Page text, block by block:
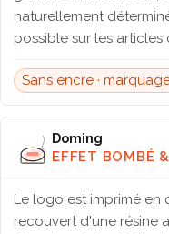
naturellement
possible sur les articles
Sans encre ·
Doming
EFFET BOMBÉ
Le logo est imprimé en
recouvert d'une résine